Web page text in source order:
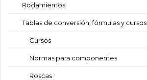
Rodamientos
Tablas de conversión, fórmulas y cursos
Cursos
Normas para componentes
Roscas